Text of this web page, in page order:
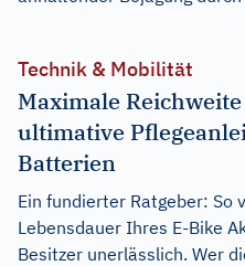
Technik & Mobilität
Maximale
ultimative
Batterien
Ein fundierter Ratgeber: So
Lebensdauer Ihres E-Bike
Besitzer unerlässlich. Wer